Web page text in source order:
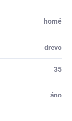
horné
drevo
35
áno